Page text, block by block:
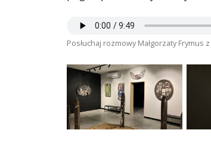
Posłuchaj rozmowy Małgorzaty Frymus